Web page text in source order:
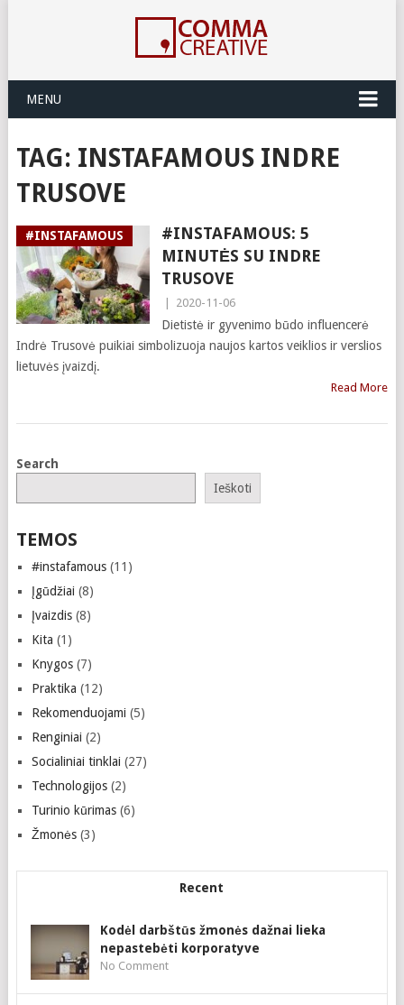
MENU
TAG: INSTAFAMOUS INDRE
TRUSOVE
#INSTAFAMOUS
#INSTAFAMOUS: 5
MINUTĖS SU INDRE
TRUSOVE
2020-11-06
Dietistė ir gyvenimo būdo influencerė
Indrė Trusovė puikiai simbolizuoja naujos kartos veiklios ir verslios
lietuvės įvaizdį.
Read More
Search
Ieškoti
TEMOS
#instafamous(11)
Įgūdžiai (8)
Įvaizdis(8)
Kita (1)
Knygos(7)
Praktika (12)
Rekomenduojami (5)
Renginiai (2)
Socialiniai tinklai (27)
Technologijos(2)
Turinio kūrimas(6)
Žmonės(3)
Recent
Kodėl darbštūs žmonės dažnai lieka
nepastebėti korporatyve
No Comment